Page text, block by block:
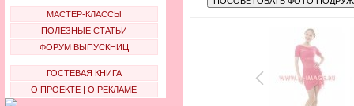
МАСТЕР-КЛАССЫ
ПОЛЕЗНЫЕ СТАТЬИ
ФОРУМ ВЫПУСКНИЦ
ГОСТЕВАЯ КНИГА
О ПРОЕКТЕ | О РЕКЛАМЕ